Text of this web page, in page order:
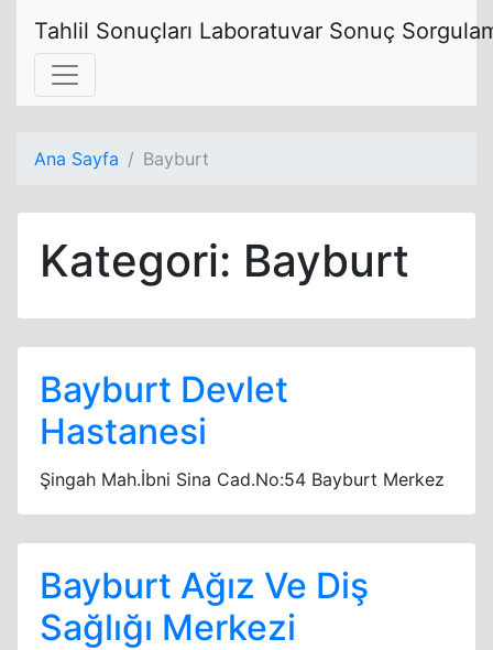
Tahlil Sonuçları Laboratuvar Sonuç
Ana Sayfa Bayburt
Kategori: Bayburt
Bayburt Devlet
Hastanesi
Şingah Mah.İbni Sina Cad.No:54 Bayburt Merkez
Bayburt Ağız Ve Diş
Sağlığı Merkezi